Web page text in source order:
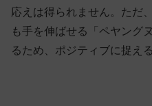
応えは得られません。ただ
も手を伸ばせる「ペヤング
るため、ポジティブに捉え